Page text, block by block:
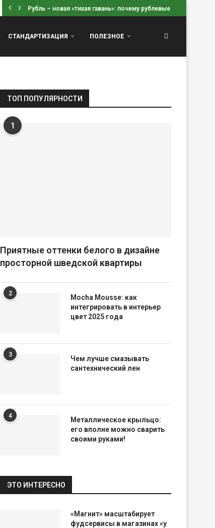
Рубль – новая «тихая гавань»: почему рублевые вклады...
СТАНДАРТИЗАЦИЯ ПОЛЕЗНОЕ
ТОП ПОПУЛЯРНОСТИ
1
Приятные оттенки белого в дизайне
просторной шведской квартиры
2
Mocha Mousse: как
интегрировать в интерьер
цвет 2025 года
3
Чем лучше смазывать
сантехнический лен
4
Металлическое крыльцо:
его вполне можно сварить
своими руками!
ЭТО ИНТЕРЕСНО
«Магнит» масштабирует
фудсервисы в магазинах «у